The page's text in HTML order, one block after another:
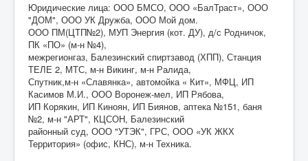
Юридические лица: ООО БМСО, ООО «БалТраст», ООО
"ДОМ", ООО УК Дружба, ООО Мой дом.
ООО ПМ(ЦТП№2), МУП Энергия (кот. ДУ), д/с Родничок,
ПК «ПО» (м-н №4),
межрегионгаз, Балезинский спиртзавод (ХПП), Станция
ТЕЛЕ 2, МТС, м-н Викинг, м-н Ралида,
Спутник,м-н «Славянка», автомойка « Кит», МФЦ, ИП
Касимов М.И., ООО Воронеж-мел, ИП Рябова,
ИП Корякин, ИП Киноян, ИП Биянов, аптека №151, баня
№2, м-н "АРТ", КЦСОН, Балезинский
районный суд, ООО "УТЭК", ГРС, ООО «УК ЖКХ
Территория» (офис, КНС), м-н Техника.